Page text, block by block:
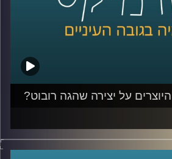
היוצרים על יצירה שהגה רובוט?
בעצמם! זה נשמע כמו מדע בדיוני
של התופעה אפשר לראות כבר